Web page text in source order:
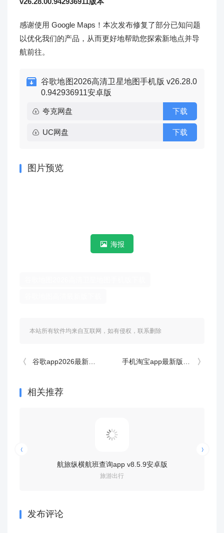
感谢使用 Google Maps！本次发布修复了部分已知问题
以优化我们的产品，从而更好地帮助您探索新地点并导
航前往。
谷歌地图2026高清卫星地图手机版 v26.28.0
0.942936911安卓版
夸克网盘 下载
UC网盘 下载
图片预览
海报
本站所有软件均来自互联网，如有侵权，联系删除
谷歌app2026最新版 v17.38.5安卓版 手机淘宝app最新版本 10.62.20安卓版
相关推荐
航旅纵横航班查询app v8.5.9安卓版
旅游出行
发布评论